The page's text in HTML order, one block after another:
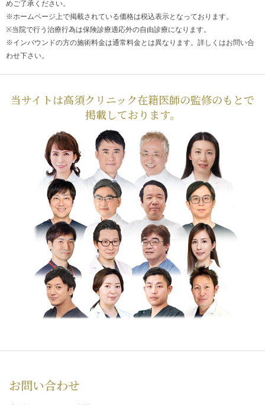
めご了承ください。
※ホームページ上で掲載されている価格は税込表示となっております。
※当院で行う治療行為は保険診療適応外の自由診療になります。
※インバウンドの方の施術料金は通常料金とは異なります。詳しくはお問い合
わせ下さい。
当サイトは高須クリニック在籍医師の監修のもとで
掲載しております。
お問い合わせ